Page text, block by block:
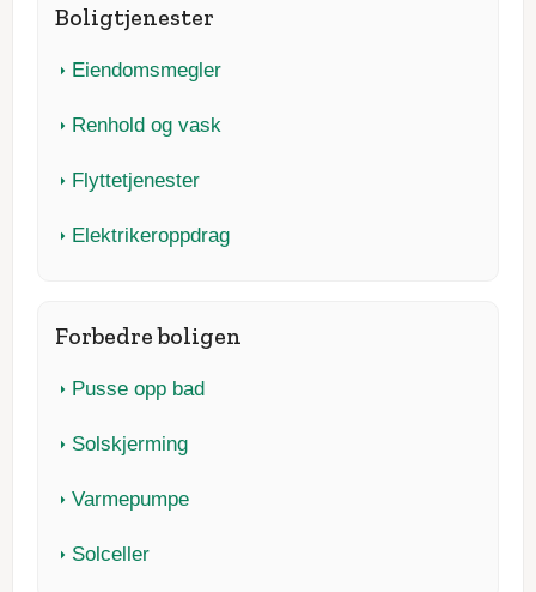
Boligtjenester
Eiendomsmegler
Renhold og vask
Flyttetjenester
Elektrikeroppdrag
Forbedre boligen
Pusse opp bad
Solskjerming
Varmepumpe
Solceller